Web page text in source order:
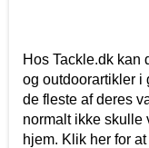
Hos Tackle.dk kan
og outdoorartikler i
de fleste af deres
normalt ikke skulle
hjem. Klik her for